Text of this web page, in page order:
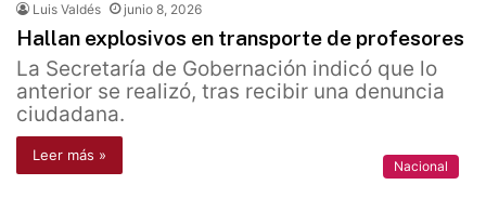
Luis Valdés junio 8, 2026
Hallan explosivos en transporte de profesores
La Secretaría de Gobernación indicó que lo
anterior se realizó, tras recibir una denuncia
ciudadana.
Leer más »
Nacional